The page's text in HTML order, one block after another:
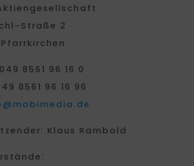
Straße 2
8561 96 16 0
8561 96 16 96
Klaus Rambold